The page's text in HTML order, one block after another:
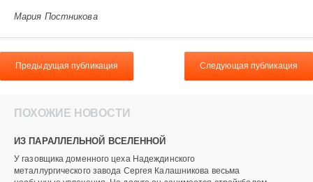
Мария Постникова
Предыдущая публикация Следующая публикация
ПОХОЖИЕ НОВОСТИ
ИЗ ПАРАЛЛЕЛЬНОЙ ВСЕЛЕННОЙ
У газовщика доменного цеха Надеждинского
металлургического завода Сергея Калашникова весьма